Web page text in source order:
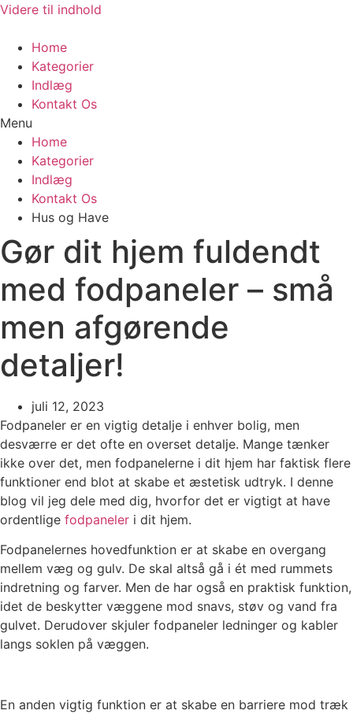
Videre til indhold
Home
Kategorier
Indlæg
Kontakt Os
Menu
Home
Kategorier
Indlæg
Kontakt Os
Hus og Have
Gør dit hjem fuldendt
med fodpaneler – små
men afgørende
detaljer!
juli 12, 2023
Fodpaneler er en vigtig detalje i enhver bolig, men
desværre er det ofte en overset detalje. Mange tænker
ikke over det, men fodpanelerne i dit hjem har faktisk flere
funktioner end blot at skabe et æstetisk udtryk. I denne
blog vil jeg dele med dig, hvorfor det er vigtigt at have
ordentlige fodpaneler i dit hjem.
Fodpanelernes hovedfunktion er at skabe en overgang
mellem væg og gulv. De skal altså gå i ét med rummets
indretning og farver. Men de har også en praktisk funktion,
idet de beskytter væggene mod snavs, støv og vand fra
gulvet. Derudover skjuler fodpaneler ledninger og kabler
langs soklen på væggen.
En anden vigtig funktion er at skabe en barriere mod træk